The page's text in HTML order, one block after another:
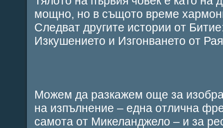
мощно, но в същото време
Следват другите истории от
Изкушението и Изгонването от
Можем да разкажем още за
на изпълнение – една отлична
самота от Микеланджело – и за